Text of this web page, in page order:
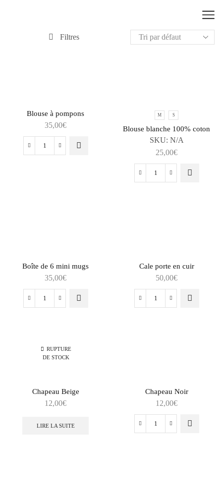
Filtres
Blouse à pompons
35,00€
M S
Blouse blanche 100% coton
SKU: N/A
25,00€
Boîte de 6 mini mugs
35,00€
Cale porte en cuir
50,00€
RUPTURE
DE STOCK
Chapeau Beige
12,00€
LIRE LA SUITE
Chapeau Noir
12,00€